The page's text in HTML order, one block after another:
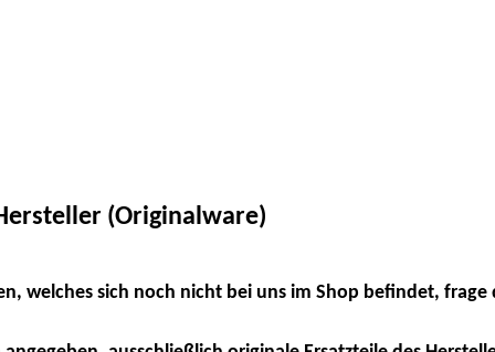
(Originalware)
welches sich noch nicht bei uns im Shop befindet,